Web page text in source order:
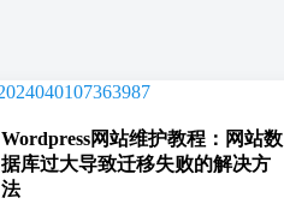
Wordpress网站维护教程：网站数
据库过大导致迁移失败的解决方
法